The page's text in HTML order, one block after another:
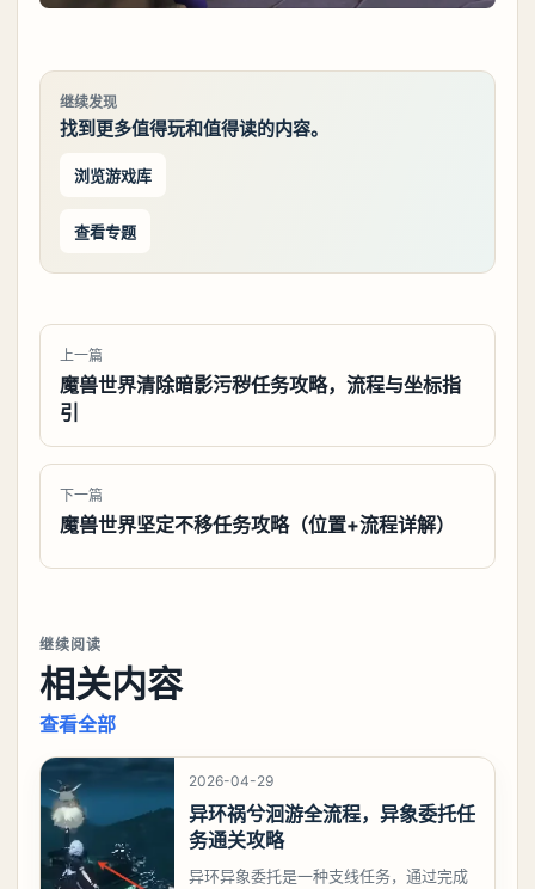
继续发现
找到更多值得玩和值得读的内容。
浏览游戏库
查看专题
上一篇
魔兽世界清除暗影污秽任务攻略，流程与坐标指
引
下一篇
魔兽世界坚定不移任务攻略（位置+流程详解）
继续阅读
相关内容
查看全部
2026-04-29
异环祸兮洄游全流程，异象委托任
务通关攻略
异环异象委托是一种支线任务，通过完成